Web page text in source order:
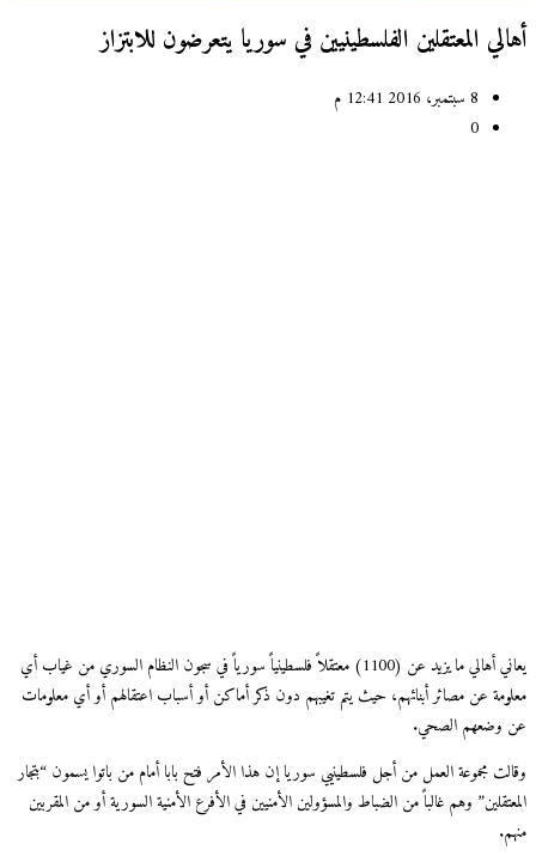
أهالي المعتقلين الفلسطينيين في سوريا يتعرضون للابتزاز
يعاني أهالي ما يزيد عن (1100) معتقلاً فلسطينياً سورياً في سجون النظام السوري من غياب أي
معلومة عن مصائر أبنائهم، حيث يتم تغيبهم دون ذكر أماكن أو أسباب اعتقالهم أو أي معلومات
عن وضعهم الصحي.
وقالت مجموعة العمل من أجل فلسطينيي سوريا إن هذا الأمر فتح بابا أمام من باتوا يسمون “بتجار
المعتقلين” وهم غالباً من الضباط والمسؤولين الأمنيين في الأفرع الأمنية السورية أو من المقربين
منهم.